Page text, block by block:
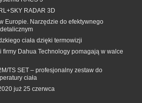
RADAR 3D
Europie. Narzędzie do efektywnego
ciała dzięki termowizji
firmy Dahua Technology pomagają w walce
TS SET – profesjonalny zestaw do
ciała
już 25 czerwca